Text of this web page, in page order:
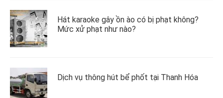
Hát karaoke gây ồn ào có bị phạt không?
Mức xử phạt như nào?
Dịch vụ thông hút bể phốt tại Thanh Hóa